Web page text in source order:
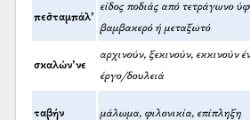
πεσ̌ταμπάλ’
είδος ποδιάς από τετράγωνο
βαμβακερό ή μεταξωτό
σκαλών’νε
αρχινούν, ξεκινούν, εκκινούν
έργο/δουλειά
ταβήν μάλωμα, φιλονικία, επίπληξη